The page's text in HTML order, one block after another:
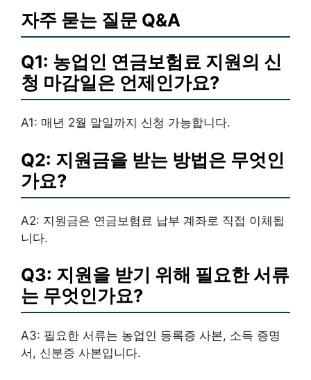
자주 묻는 질문 Q&A
Q1: 농업인 연금보험료 지원의 신
청 마감일은 언제인가요?
A1: 매년 2월 말일까지 신청 가능합니다.
Q2: 지원금을 받는 방법은 무엇인
가요?
A2: 지원금은 연금보험료 납부 계좌로 직접 이체됩
니다.
Q3: 지원을 받기 위해 필요한 서류
는 무엇인가요?
A3: 필요한 서류는 농업인 등록증 사본, 소득 증명
서, 신분증 사본입니다.